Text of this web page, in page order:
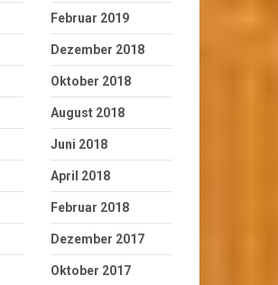
Februar 2019
Dezember 2018
Oktober 2018
August 2018
Juni 2018
April 2018
Februar 2018
Dezember 2017
Oktober 2017